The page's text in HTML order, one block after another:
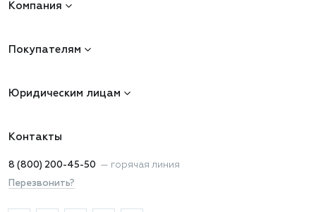
Компания
Покупателям
Юридическим лицам
Контакты
8 (800) 200-45-50 — горячая линия
Перезвонить?